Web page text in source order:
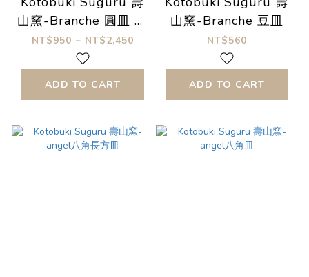
山窯-Branche 圓皿 煙
燻藍
NT$950 ~ NT$2,450
ADD TO CART
山窯-Branche 豆皿
NT$560
ADD TO CART